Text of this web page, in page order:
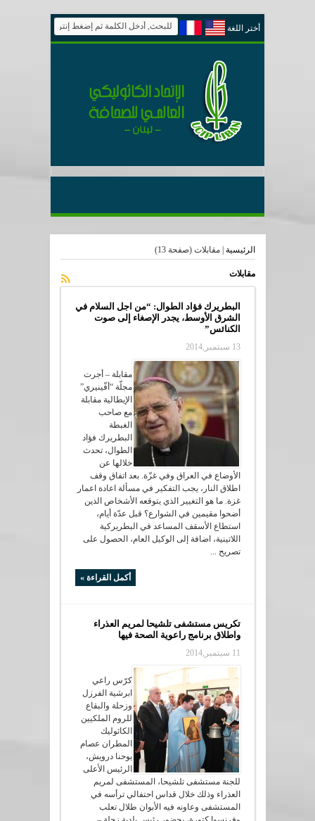
أختر اللغة
الرئيسية |مقابلات (صفحة 13)
مقابلات
البطريرك فؤاد الطوال: “من اجل السلام في
الشرق الأوسط، يجدر الإصغاء إلى صوت
الكنائس”
13 سبتمبر,2014
مقابلة – أجرت
مجلّة “أفّينيري”
الإيطالية مقابلة
مع صاحب
الغبطة
البطريرك فؤاد
الطوال، تحدث
خلالها عن
الأوضاع في العراق وفي غزّة. بعد اتفاق وقف
اطلاق النار، يجب التفكير في مسألة اعادة اعمار
غزة. ما هو التغيير الذي يتوقعه الأشخاص الذين
أضحوا مقيمين في الشوارع؟ قبل عدّة أيام،
استطاع الأسقف المساعد في البطريركية
اللاتينية، اضافة إلى الوكيل العام، الحصول على
تصريح ...
أكمل القراءة »
تكريس مستشفى تلشيحا لمريم العذراء
واطلاق برنامج راعوية الصحة فيها
11 سبتمبر,2014
كرّس راعي
ابرشية الفرزل
وزحلة والبقاع
للروم الملكيين
الكاثوليك
المطران عصام
يوحنا درويش،
الرئيس الأعلى
للجنة مستشفى تلشيحا، المستشفى لمريم
العذراء وذلك خلال قداس احتفالي ترأسه في
المستشفى وعاونه فيه الأبوان طلال تعلب